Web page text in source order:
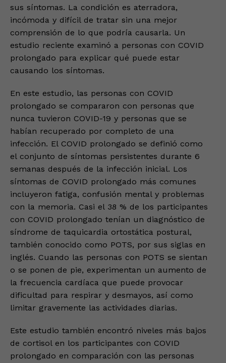
sus síntomas. La condición es aterradora,
incómoda y difícil de tratar sin una mejor
comprensión de lo que podría causarla. Un
estudio reciente examinó a personas con COVID
prolongado para explicar qué puede estar
causando los síntomas.
En este estudio, las personas con COVID
prolongado se compararon con personas que
nunca tuvieron COVID-19 y personas que se
habían recuperado por completo de una
infección. El COVID prolongado se definió como
el conjunto de síntomas persistentes durante 6
semanas después de la infección inicial. Los
síntomas de COVID prolongado más comunes
incluyeron fatiga, confusión mental y problemas
con la memoria. Casi el 38 % de los participantes
con COVID prolongado tenían un diagnóstico de
síndrome de taquicardia ortostática postural,
también conocido como POTS, por sus siglas en
inglés. Cuando las personas con POTS se sientan
o se ponen de pie, experimentan un aumento de
la frecuencia cardíaca que puede provocar
dificultad para respirar y desmayos, así como
limitar gravemente las actividades diarias.
Este estudio también encontró niveles más bajos
de cortisol en los participantes con COVID
prolongado en comparación con las personas